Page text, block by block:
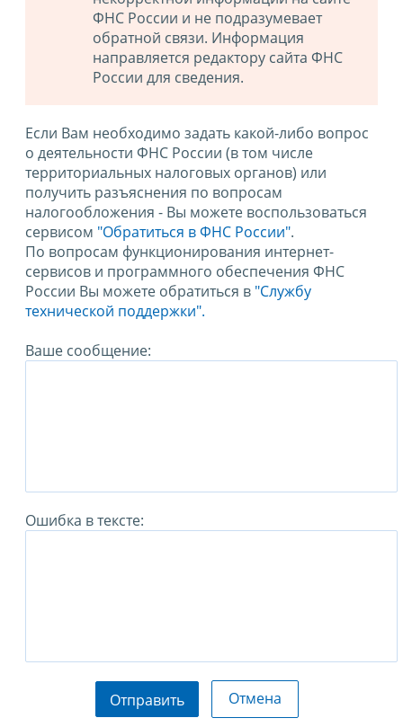
ФНС России и не подразумевает
обратной связи. Информация
направляется редактору сайта ФНС
России для сведения.
Если Вам необходимо задать какой-либо вопрос
о деятельности ФНС России (в том числе
территориальных налоговых органов) или
получить разъяснения по вопросам
налогообложения - Вы можете воспользоваться
сервисом "Обратиться в ФНС России".
По вопросам функционирования интернет-
сервисов и программного обеспечения ФНС
России Вы можете обратиться в "Службу
технической поддержки".
Ваше сообщение:
Ошибка в тексте:
Отправить Отмена